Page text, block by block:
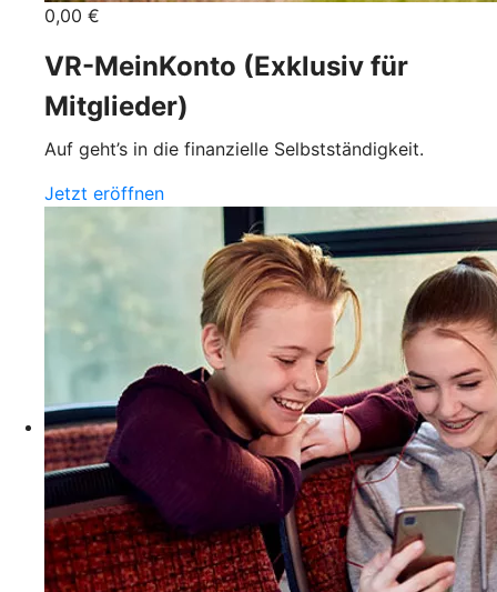
0,00 €
VR-MeinKonto (Exklusiv für
Mitglieder)
Auf geht’s in die finanzielle Selbstständigkeit.
Jetzt eröffnen